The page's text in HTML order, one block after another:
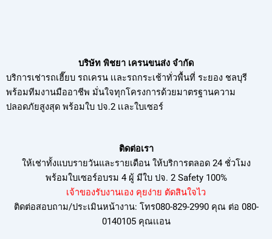
บริษัท พิชยา เครนขนส่ง จำกัด
บริการเช่ารถเฮี๊ยบ รถเครน เเละรถกระเช้าทั่วพื้นที่ ระยอง ชลบุรี
พร้อมทีมงานมืออาชีพ มั่นใจทุกโครงการด้วยมาตรฐานความ
ปลอดภัยสูงสุด พร้อมใบ ปจ.2 เเละใบเซอร์
ติดต่อเรา
ให้เช่าทั้งแบบรายวันและรายเดือน ให้บริการตลอด 24 ชั่วโมง
พร้อมใบเซอร์อบรม 4 ผู้ มีใบ ปจ. 2 Safety 100%
เจ้าของรับงานเอง คุยง่าย ตัดสินใจไว
ติดต่อสอบถาม/ประเมินหน้างาน: โทร080-829-2990 คุณ ต่อ 080-
0140105 คุณเเอน